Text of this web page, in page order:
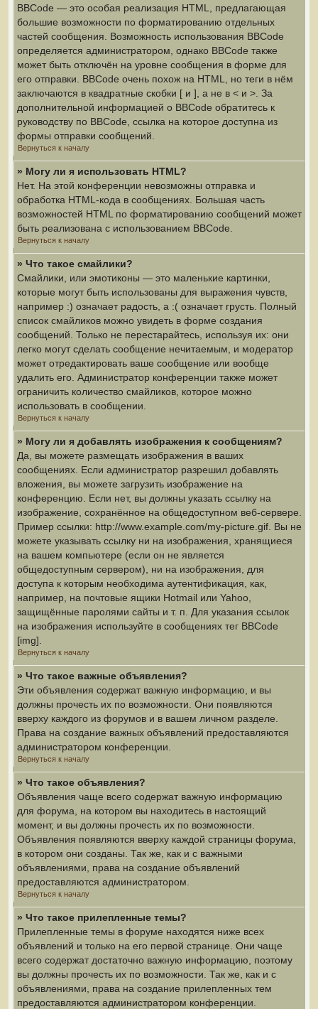
BBCode — это особая реализация HTML, предлагающая
большие возможности по форматированию отдельных
частей сообщения. Возможность использования BBCode
определяется администратором, однако BBCode также
может быть отключён на уровне сообщения в форме для
его отправки. BBCode очень похож на HTML, но теги в нём
заключаются в квадратные скобки [ и ], а не в < и >. За
дополнительной информацией о BBCode обратитесь к
руководству по BBCode, ссылка на которое доступна из
формы отправки сообщений.
Вернуться к началу
» Могу ли я использовать HTML?
Нет. На этой конференции невозможны отправка и
обработка HTML-кода в сообщениях. Большая часть
возможностей HTML по форматированию сообщений может
быть реализована с использованием BBCode.
Вернуться к началу
» Что такое смайлики?
Смайлики, или эмотиконы — это маленькие картинки,
которые могут быть использованы для выражения чувств,
например :) означает радость, а :( означает грусть. Полный
список смайликов можно увидеть в форме создания
сообщений. Только не перестарайтесь, используя их: они
легко могут сделать сообщение нечитаемым, и модератор
может отредактировать ваше сообщение или вообще
удалить его. Администратор конференции также может
ограничить количество смайликов, которое можно
использовать в сообщении.
Вернуться к началу
» Могу ли я добавлять изображения к сообщениям?
Да, вы можете размещать изображения в ваших
сообщениях. Если администратор разрешил добавлять
вложения, вы можете загрузить изображение на
конференцию. Если нет, вы должны указать ссылку на
изображение, сохранённое на общедоступном веб-сервере.
Пример ссылки: http://www.example.com/my-picture.gif. Вы не
можете указывать ссылку ни на изображения, хранящиеся
на вашем компьютере (если он не является
общедоступным сервером), ни на изображения, для
доступа к которым необходима аутентификация, как,
например, на почтовые ящики Hotmail или Yahoo,
защищённые паролями сайты и т. п. Для указания ссылок
на изображения используйте в сообщениях тег BBCode
[img].
Вернуться к началу
» Что такое важные объявления?
Эти объявления содержат важную информацию, и вы
должны прочесть их по возможности. Они появляются
вверху каждого из форумов и в вашем личном разделе.
Права на создание важных объявлений предоставляются
администратором конференции.
Вернуться к началу
» Что такое объявления?
Объявления чаще всего содержат важную информацию
для форума, на котором вы находитесь в настоящий
момент, и вы должны прочесть их по возможности.
Объявления появляются вверху каждой страницы форума,
в котором они созданы. Так же, как и с важными
объявлениями, права на создание объявлений
предоставляются администратором.
Вернуться к началу
» Что такое прилепленные темы?
Прилепленные темы в форуме находятся ниже всех
объявлений и только на его первой странице. Они чаще
всего содержат достаточно важную информацию, поэтому
вы должны прочесть их по возможности. Так же, как и с
объявлениями, права на создание прилепленных тем
предоставляются администратором конференции.